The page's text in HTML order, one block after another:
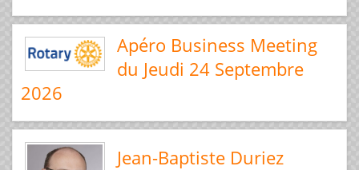
Apéro Business Meeting
du Jeudi 24 Septembre
2026
Jean-Baptiste Duriez